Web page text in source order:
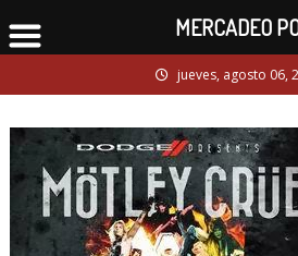
to
jueves, agosto 06,
MERCADEO